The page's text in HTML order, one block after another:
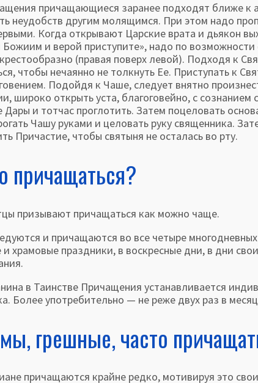
причащающиеся заранее под­ходят ближе к
не­удобств другим молящимся. При этом надо
Когда открывают Царские врата и дьякон
Божиим и верой приступите», надо по
(правая поверх левой). Подходя к
чтобы нечаянно не толкнуть Ее. Приступать к
Подойдя к Чаше, следует внятно
широко открыть уста, благого­вейно, с сознанием
Дары и тотчас проглотить. Затем поцеловать
Чашу руками и целовать руку священ­ника.
Причастие, чтобы святыня не осталась во рту.
причащаться?
причащаться как можно чаще.
и причащаются во все четыре многодневных
хра­мовые праздники, в воскресные дни, в дни
в Таинстве Причащения устанав­ливается
Более употреби­тельно — не реже двух раз в
грешные, часто
крайне редко, мотивируя это